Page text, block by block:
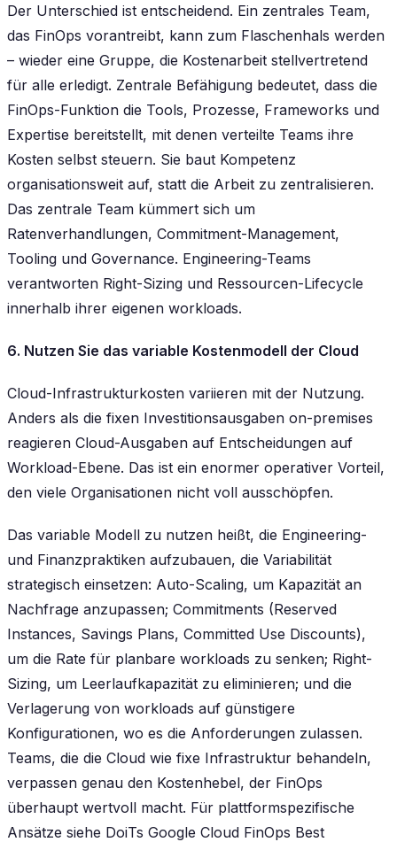
Der Unterschied ist entscheidend. Ein zentrales Team,
das FinOps vorantreibt, kann zum Flaschenhals werden
– wieder eine Gruppe, die Kostenarbeit stellvertretend
für alle erledigt. Zentrale Befähigung bedeutet, dass die
FinOps-Funktion die Tools, Prozesse, Frameworks und
Expertise bereitstellt, mit denen verteilte Teams ihre
Kosten selbst steuern. Sie baut Kompetenz
organisationsweit auf, statt die Arbeit zu zentralisieren.
Das zentrale Team kümmert sich um
Ratenverhandlungen, Commitment-Management,
Tooling und Governance. Engineering-Teams
verantworten Right-Sizing und Ressourcen-Lifecycle
innerhalb ihrer eigenen workloads.
6. Nutzen Sie das variable Kostenmodell der Cloud
Cloud-Infrastrukturkosten variieren mit der Nutzung.
Anders als die fixen Investitionsausgaben on-premises
reagieren Cloud-Ausgaben auf Entscheidungen auf
Workload-Ebene. Das ist ein enormer operativer Vorteil,
den viele Organisationen nicht voll ausschöpfen.
Das variable Modell zu nutzen heißt, die Engineering-
und Finanzpraktiken aufzubauen, die Variabilität
strategisch einsetzen: Auto-Scaling, um Kapazität an
Nachfrage anzupassen; Commitments (Reserved
Instances, Savings Plans, Committed Use Discounts),
um die Rate für planbare workloads zu senken; Right-
Sizing, um Leerlaufkapazität zu eliminieren; und die
Verlagerung von workloads auf günstigere
Konfigurationen, wo es die Anforderungen zulassen.
Teams, die die Cloud wie fixe Infrastruktur behandeln,
verpassen genau den Kostenhebel, der FinOps
überhaupt wertvoll macht. Für plattformspezifische
Ansätze siehe DoiTs Google Cloud FinOps Best